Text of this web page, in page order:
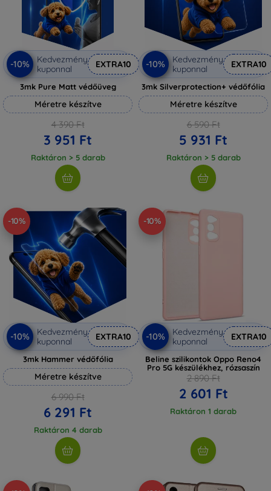
-10%
Kedvezmény
kuponnal
EXTRA10
3mk Pure Matt védőüveg
Méretre készítve
4 390 Ft
3 951 Ft
Raktáron > 5 darab
-10%
Kedvezmény
kuponnal
EXTRA10
3mk Silverprotection+ védőfólia
Méretre készítve
6 590 Ft
5 931 Ft
Raktáron > 5 darab
-10%
-10%
Kedvezmény
kuponnal
EXTRA10
3mk Hammer védőfólia
Méretre készítve
6 990 Ft
6 291 Ft
Raktáron 4 darab
-10%
-10%
Kedvezmény
kuponnal
EXTRA10
Beline szilikontok Oppo Reno4
Pro 5G készülékhez, rózsaszín
2 890 Ft
2 601 Ft
Raktáron 1 darab